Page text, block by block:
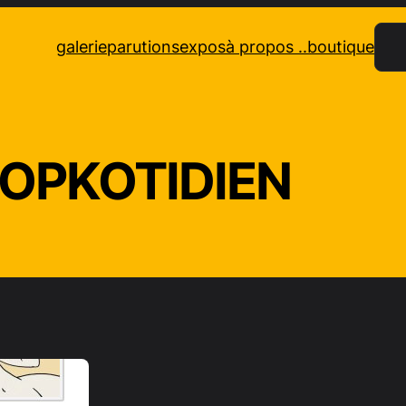
galerieparutionsexposà propos ..boutique